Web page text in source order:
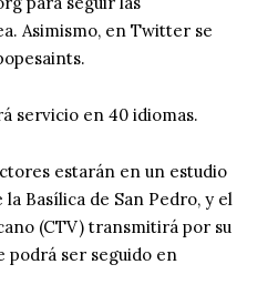
Asimismo, en Twitter se
servicio en 40 idiomas.
estarán en un estudio
Basílica de San Pedro, y el
(CTV) transmitirá por su
podrá ser seguido en